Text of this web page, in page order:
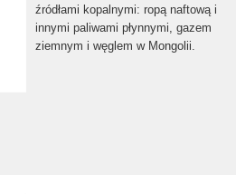
źródłami kopalnymi: ropą naftową i
innymi paliwami płynnymi, gazem
ziemnym i węglem w Mongolii.